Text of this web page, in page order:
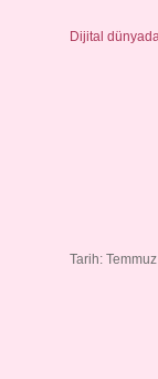
Dijital
Tarih: